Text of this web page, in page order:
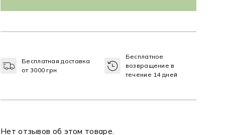
Бесплатная доставка
от 3000 грн
Бесплатное
возвращение в
течение 14 дней
Нет отзывов об этом товаре.